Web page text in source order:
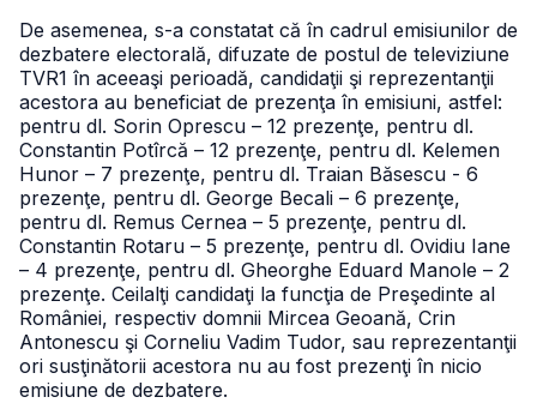
De asemenea, s-a constatat că în cadrul emisiunilor de
dezbatere electorală, difuzate de postul de televiziune
TVR1 în aceeaşi perioadă, candidaţii şi reprezentanţii
acestora au beneficiat de prezenţa în emisiuni, astfel:
pentru dl. Sorin Oprescu – 12 prezenţe, pentru dl.
Constantin Potîrcă – 12 prezenţe, pentru dl. Kelemen
Hunor – 7 prezenţe, pentru dl. Traian Băsescu - 6
prezenţe, pentru dl. George Becali – 6 prezenţe,
pentru dl. Remus Cernea – 5 prezenţe, pentru dl.
Constantin Rotaru – 5 prezenţe, pentru dl. Ovidiu Iane
– 4 prezenţe, pentru dl. Gheorghe Eduard Manole – 2
prezenţe. Ceilalţi candidaţi la funcţia de Preşedinte al
României, respectiv domnii Mircea Geoană, Crin
Antonescu şi Corneliu Vadim Tudor, sau reprezentanţii
ori susţinătorii acestora nu au fost prezenţi în nicio
emisiune de dezbatere.